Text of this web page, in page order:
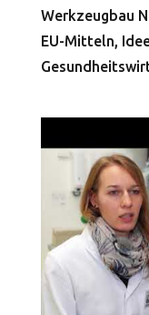
Werkzeugbau
EU-Mitteln,